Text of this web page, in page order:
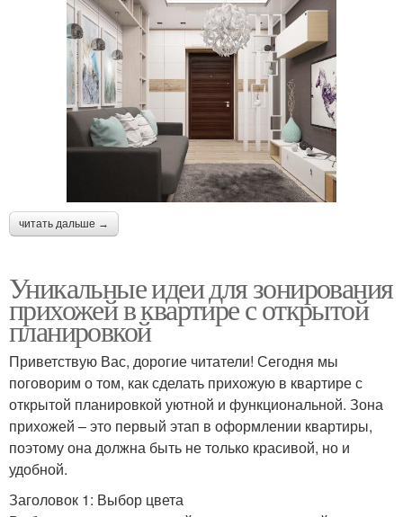
читать дальше →
Уникальные идеи для зонирования
прихожей в квартире с открытой
планировкой
Приветствую Вас, дорогие читатели! Сегодня мы
поговорим о том, как сделать прихожую в квартире с
открытой планировкой уютной и функциональной. Зона
прихожей – это первый этап в оформлении квартиры,
поэтому она должна быть не только красивой, но и
удобной.
Заголовок 1: Выбор цвета